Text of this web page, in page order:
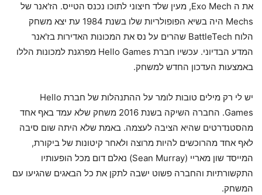
את ה Exo Mech, מעין שלד חיצוני לתוכו נכנס הטייס. הז'אנר של
Mechs היה בשיא הפופולריות שלו בשנת 1984 עת יצא משחק
הלוח BattleTech שהרים על נס את המכונות האדירות בז'אנר
המדע הבדיוני. עכשיו חברת Hello Games מפרגנת למכונות הללו
באמצעות העדכון החדש למשחק.
יש לי רק מילים טובות לומר על ההתנהלות של חברת Hello
Games. החברה השיקה בשנת 2016 משחק שלא עמד באף אחד
מהסטנדרטים שהיא הציבה לעצמה. באמת שלא היתה שום סיבה
לאף אחד מהרוכשים להיות מרוצה ולאחר קיטונות של ביקורת,
המייסד שון מאריי (Sean Murray) נאלם דום מכל הופעותיו
התקשורתיות והחברה פשוט ישבה לתקן את כל הבאגים שהגיעו עם
המשחק.